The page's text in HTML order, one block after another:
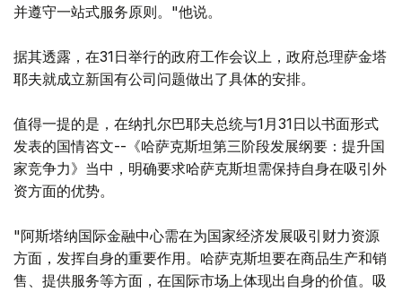
并遵守一站式服务原则。"他说。
据其透露，在31日举行的政府工作会议上，政府总理萨金塔
耶夫就成立新国有公司问题做出了具体的安排。
值得一提的是，在纳扎尔巴耶夫总统与1月31日以书面形式
发表的国情咨文--《哈萨克斯坦第三阶段发展纲要：提升国
家竞争力》当中，明确要求哈萨克斯坦需保持自身在吸引外
资方面的优势。
"阿斯塔纳国际金融中心需在为国家经济发展吸引财力资源
方面，发挥自身的重要作用。哈萨克斯坦要在商品生产和销
售、提供服务等方面，在国际市场上体现出自身的价值。吸